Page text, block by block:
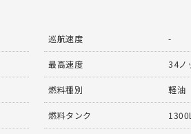
巡航速度 -
最高速度 34ノ
燃料種別 軽油
燃料タンク